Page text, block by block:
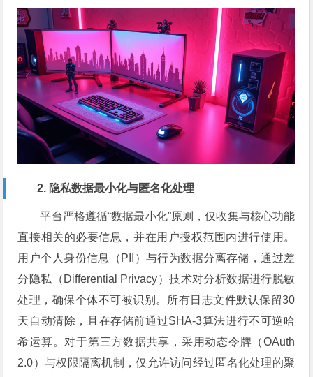
2. 隐私数据最小化与匿名化处理
平台严格遵循“数据最小化”原则，仅收集与核心功能
直接相关的必要信息，并在用户授权范围内进行使用。
用户个人身份信息（PII）与行为数据分离存储，通过差
分隐私（Differential Privacy）技术对分析数据进行脱敏
处理，确保个体不可被识别。所有日志文件默认保留30
天自动清除，且在存储前通过SHA-3算法进行不可逆哈
希运算。对于第三方数据共享，采用动态令牌（OAuth
2.0）与权限隔离机制，仅允许访问经过匿名化处理的聚